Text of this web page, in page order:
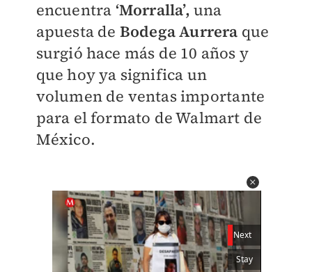
encuentra ‘Morralla’, una
apuesta de Bodega Aurrera que
surgió hace más de 10 años y
que hoy ya significa un
volumen de ventas importante
para el formato de Walmart de
México.